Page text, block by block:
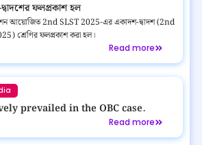
ফলপ্রকাশ হল
আয়োজিত 2nd SLST 2025-এর একাদশ-দ্বাদশ (2nd
শ্রেণির ফলপ্রকাশ করা হল।
Read more
prevailed in the OBC case.
Read more